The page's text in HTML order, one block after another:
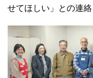
せてほしい」との連絡